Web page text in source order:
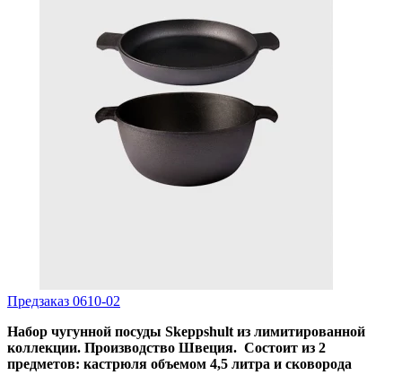
Предзаказ 0610-02
Набор чугунной посуды Skeppshult из лимитированной
коллекции. Производство Швеция. Состоит из 2
предметов: кастрюля объемом 4,5 литра и сковорода